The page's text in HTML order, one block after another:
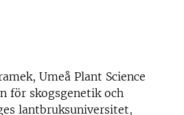
Umeå Plant Science
för skogsgenetik och
lantbruksuniversitet,